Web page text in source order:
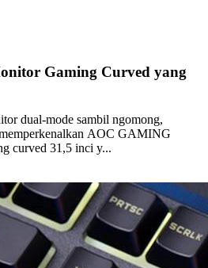
Gaming Curved yang
dual-mode sambil ngomong,
AOC GAMING
curved 31,5 inci y...